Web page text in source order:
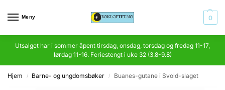
Meny 0
Utsalget har i sommer åpent tirsdag, onsdag, torsdag og fredag 11-17,
lørdag 11-16. Feriestengt i uke 32 (3.8-9.8)
Hjem / Barne- og ungdomsbøker / Buanes-gutane i Svold-slaget